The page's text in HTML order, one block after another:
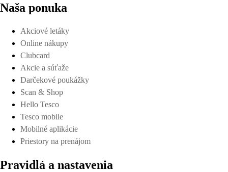
Naša ponuka
Akciové letáky
Online nákupy
Clubcard
Akcie a súťaže
Darčekové poukážky
Scan & Shop
Hello Tesco
Tesco mobile
Mobilné aplikácie
Priestory na prenájom
Pravidlá a nastavenia